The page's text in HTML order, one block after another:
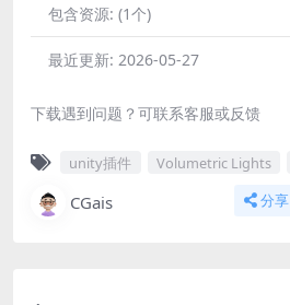
包含资源: (1个)
最近更新: 2026-05-27
下载遇到问题？可联系客服或反馈
unity插件 Volumetric Lights
CGais 分享